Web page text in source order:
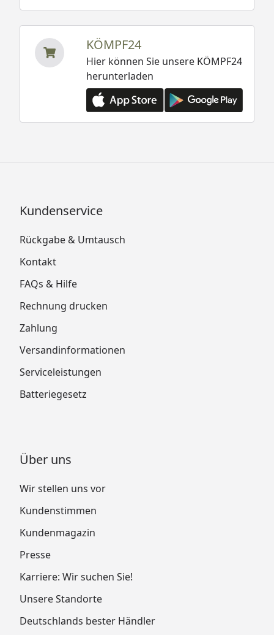
KÖMPF24
Hier können Sie unsere KÖMPF24
herunterladen
Kundenservice
Rückgabe & Umtausch
Kontakt
FAQs & Hilfe
Rechnung drucken
Zahlung
Versandinformationen
Serviceleistungen
Batteriegesetz
Über uns
Wir stellen uns vor
Kundenstimmen
Kundenmagazin
Presse
Karriere: Wir suchen Sie!
Unsere Standorte
Deutschlands bester Händler